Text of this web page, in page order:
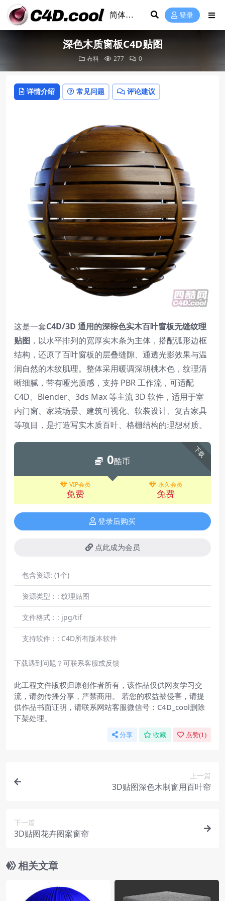
登录
深色木质窗板C4D贴图
布料 277 0
详情介绍 常见问题 评论建议
这是一套C4D/3D 通用的深棕色实木百叶窗板无缝纹理
贴图 ，以水平排列的宽厚实木条为主体，搭配弧形边框
结构，还原了百叶窗板的层叠缝隙、通透光影效果与温
润自然的木纹肌理。整体采用暖调深胡桃木色，纹理清
晰细腻，带有哑光质感，支持 PBR 工作流，可适配
C4D、Blender、3ds Max 等主流 3D 软件，适用于室
内门窗、家装场景、建筑可视化、软装设计、复古家具
等项目，是打造写实木质百叶、格栅结构的理想材质。
下载
0酷币
VIP会员
免费
永久会员
免费
登录后购买
点此成为会员
包含资源: (1个)
资源类型：: 纹理贴图
文件格式：: jpg/tif
支持软件：: C4D所有版本软件
下载遇到问题？可联系客服或反馈
此工程文件版权归原创作者所有，该作品仅供网友学习交
流，请勿传播分享，严禁商用。 若您的权益被侵害，请提
供作品书面证明，请联系网站客服微信号：C4D_cool删除
下架处理。
分享 收藏 点赞(1)
上一篇
3D贴图深色木制窗用百叶帘
下一篇
3D贴图花卉图案窗帘
相关文章